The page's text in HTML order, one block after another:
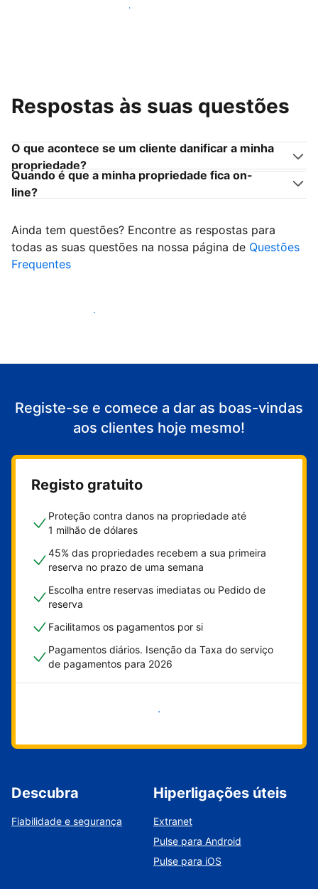
Junte-se a outros anfitriões como você
Respostas às suas questões
O que acontece se um cliente danificar a minha
propriedade?
Quando é que a minha propriedade fica on-
line?
Ainda tem questões? Encontre as respostas para
todas as suas questões na nossa página de Questões
Frequentes
Comece a receber clientes
Registe-se e comece a dar as boas-vindas
aos clientes hoje mesmo!
Registo gratuito
Proteção contra danos na propriedade até
1 milhão de dólares
45% das propriedades recebem a sua primeira
reserva no prazo de uma semana
Escolha entre reservas imediatas ou Pedido de
reserva
Facilitamos os pagamentos por si
Pagamentos diários. Isenção da Taxa do serviço
de pagamentos para 2026
Comece já
Descubra
Fiabilidade e segurança
Hiperligações úteis
Extranet
Pulse para Android
Pulse para iOS